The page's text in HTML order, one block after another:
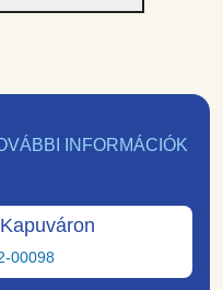
INFORMÁCIÓK
00098